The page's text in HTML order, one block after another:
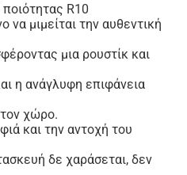
R10
μιμείται την αυθεντική
μια ρουστίκ και
η ανάγλυφη επιφάνεια
χώρο.
και την αντοχή του
δε χαράσεται, δεν